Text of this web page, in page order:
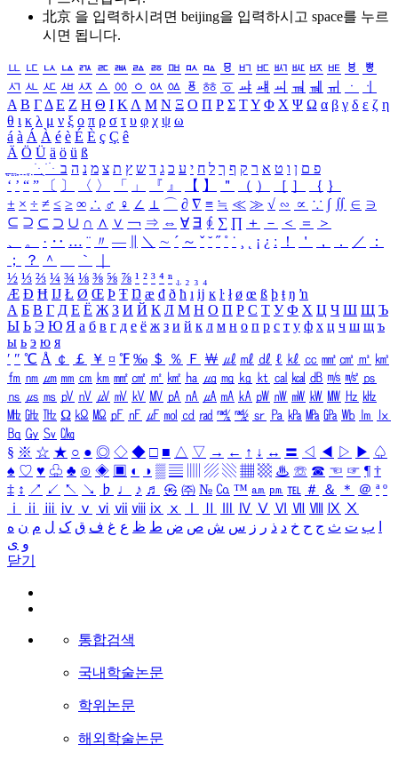
北京 을 입력하시려면 beijing을 입력하시고 space를 누르
시면 됩니다.
ㅥ ㅦ ㅧ ㅨ ㅩ ㅪ ㅫ ㅬ ㅭ ㅮ ㅯ ㅰ ㅱ ㅲ ㅳ ㅴ ㅵ ㅶ ㅷ ㅸ
ㅹ
ㅺ ㅻ ㅼ ㅽ ㅾ ㅿ ㆀ ㆁ ㆂ ㆃ ㆄ ㆅ ㆆ ㆇ ㆈ ㆉ ㆊ ㆋ ㆌ ㆍ
ㆎ
Α Β ΓΔ Ε Ζ Η Θ Ι ΚΛ Μ Ν Ξ Ο Π Ρ Σ ΤΥ Φ Χ Ψ Ω α β γ δ ε ζ η
θ ι κ λ μ ν ξ ο π ρ σ τ υ φ χ ψ ω
á à Á À é è É È ç Ç ê
Ä Ö Ü ä ö ü ß
ִֶֹ ֻּ ׁׂ פ ם ן ו ט א ר ק ף ך ל ח י ע כ ג ד ש ץ ת צ מ נ ה ב
‘ ’ “ ” 〔 〕 〈 〉 「 」 『 』 【 】 ＂ （ ） ［ ］ ｛ ｝
± × ÷ ≠ ≤ ≥ ∞ ∴ ♂ ♀ ∠ ⊥ ⌒ ∂ ∇ ≡ ≒ ≪ ≫ √ ∽ ∝ ∵ ∫ ∬ ∈ ∋
⊆ ⊇ ⊂ ⊃ ∪ ∩ ∧ ∨ ￢ ⇒ ⇔ ∀ ∃ ∮ ∑ ∏ ＋ － ＜ ＝
＞
、
。 · ‥ … ¨ 〃 ― ＼ ∼ ´ ～ ˇ ˘ ˝ ˚ ˙ ¸ ¡ ¿ ː ！ ＇ ， ． ／
：
；
？ ＾ ｀
½ ⅓ ⅔ ¼ ¾ ⅛ ⅜ ⅝ ⅞ ¹ ² ³ ⁴ ⁿ ₁ ₂ ₃ ₄
Æ Ð Ħ Ĳ Ł Ø Œ Þ Ŧ Ŋ æ đ ð ħ ı ĳ ĸ ŀ ł ø œ ß þ ŧ ŋ ŉ
А Б В Г Д Е Ё Ж З И Й К Л М Н О П Р С Т У Ф Х Ц Ч Ш Щ Ъ
Ы Ь Э Ю Я а б в г д е ё ж з и й к л м н о п р с т у ф х ц ч ш щ ъ
ы ь э ю я
′ ″ ℃ Å ￠ ￡ ￥ ¤ ℉ ‰ ＄ ％ Ｆ ￦ ㎕ ㎖ ㎗ ℓ ㎘ ㏄ ㎣ ㎤ ㎥ ㎦
㎙ ㎚ ㎛ ㎜ ㎝ ㎞ ㎟ ㎠ ㎡ ㎢ ㏊ ㎍ ㎎ ㎏ ㏏ ㎈ ㎉ ㏈ ㎧ ㎨ ㎰
㎱ ㎲ ㎳ ㎴ ㎵ ㎶ ㎷ ㎸ ㎹ ㎀ ㎁ ㎂ ㎃ ㎄ ㎺ ㎻ ㎽ ㎾ ㎿ ㎐ ㎑
㎒ ㎓ ㎔ Ω ㏀ ㏁ ㎊ ㎋ ㎌ ㏖ ㏅ ㎭ ㎮ ㎯ ㏛ ㎩ ㎪ ㎫ ㎬ ㏝ ㏐
㏓
㏃ ㏉ ㏜ ㏆
§ ※ ☆ ★ ○ ● ◎ ◇ ◆ □ ■ △ ▽ → ← ↑ ↓ ↔ 〓 ◁ ◀ ▷ ▶ ♤
♠ ♡ ♥ ♧ ♣ ⊙ ◈ ▣ ◐ ◑ ▒ ▤ ▨ ▧ ▦ ▩ ♨ ☏ ☎ ☜ ☞ ¶ †
‡ ↕ ↗ ↙ ↖ ↘ ♭ ♩ ♪ ♬ ㉿ ㈜ № ㏇ ™ ㏂ ㏘ ℡ ＃ ＆ ＊ ＠ ª º
ⅰ
ⅱ ⅲ ⅳ ⅴ ⅵ ⅶ ⅷ ⅸ ⅹ Ⅳ Ⅴ Ⅵ Ⅶ Ⅷ Ⅸ Ⅹ
ب ت ث ج ح خ د ذ ر ز س ش ص ض ط ظ ع غ ف ق ک ل م ن ه
و ی
닫기
통합검색
국내학술논문
학위논문
해외학술논문